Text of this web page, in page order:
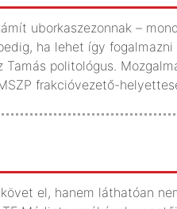
uborkaszezonnak –
ha lehet így
politológus.
frakcióvezető-
el, hanem láthatóan